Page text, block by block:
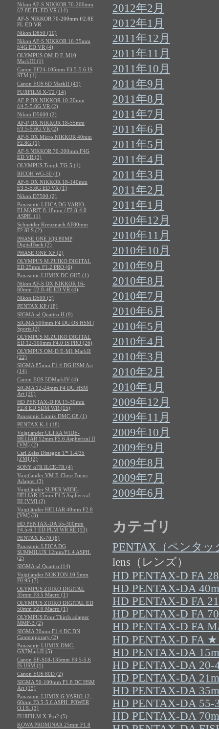
2012年2月
2012年1月
2011年12月
2011年11月
2011年10月
2011年9月
2011年8月
2011年7月
2011年6月
2011年5月
2011年4月
2011年3月
2011年2月
2011年1月
2010年12月
2010年11月
2010年10月
2010年9月
2010年8月
2010年7月
2010年6月
2010年5月
2010年4月
2010年3月
2010年2月
2010年1月
2009年12月
2009年11月
2009年10月
2009年9月
2009年8月
2009年7月
2009年6月
カテゴリ
PENTAX（ペンタッ
lens（レンズ）
HD PENTAX-D FA
HD PENTAX-DA
HD PENTAX-D FA
HD PENTAX-D FA
HD PENTAX-D FA
HD PENTAX-D FA ★
HD PENTAX-DA
HD PENTAX-DA 20-
HD PENTAX-DA
HD PENTAX-DA
HD PENTAX-DA 55-
HD PENTAX-DA
Nikon AF-S NIKKOR 70-200mm
f/2.8E FL ED VR (14)
AF-S NIKKOR 70-200mm f/2.8E
FL ED VR
Nikon D850 (10)
Nikon AF-S NIKKOR 16-35mm
f/4G ED VR (4)
OLYMPUS OM-D E-M10
MarkIII (1)
Canon EF24-105mm F3.5-5.6 IS
STM (1)
Canon EOS 6D MarkII (41)
FUJIFILM X-T2 (14)
AF-P DX NIKKOR 10-20mm
f/4.5-5.6G VR (2)
Nikon D5600 (2)
AF-P DX NIKKOR 18-55mm
f/3.5-5.6G VR (2)
AF-S DX Micro NIKKOR 40mm
F2.8G (1)
AF-S NIKKOR 70-200mm F4G
ED VR (3)
OLYMPUS Tough TG-5 (1)
RICOH WG-50 (1)
AF-S DX NIKKOR 18-140mm
f/3.5-5.6G ED VR (1)
Nikon D7500 (2)
Panasonic LEICA DG VARIO-
ELMARIT 8-18mm / F2.8-4.0
ASPH. (1)
Schneider Kreuznach AF80mm
F2.8LS (2)
PHASE ONE IQ3 80MP
DigitalBack (2)
PHASE ONE XF (2)
OLYMPUS M.ZUIKO DIGITAL
ED 25mm F1.2 PRO (6)
Panasonic LUMIX DC-GH5 (1)
Nikon AF-S DX NIKKOR 16-
80mm f/2.8-4E ED VR (4)
Nikon D500 (3)
PENTAX KP (18)
SIGMA sd Quattro H (9)
SIGMA 500mm F4 DG OS HSM |
Sports (2)
OLYMPUS M.ZUIKO DIGITAL
ED 12-100mm F4.0 IS PRO (26)
OLYMPUS OM-D E-M1 MarkII
(22)
SIGMA 85mm F1.4 DG HSM Art
(14)
Canon EOS 5DMarkIV (4)
SIGMA 12-24mm F4 DG HSM
Art (20)
HD PENTAX-D FA 15-30mm
F2.8 ED SDM WR (15)
Panasonic Lumix DMC-G8 (1)
PENTAX K-1 (18)
Voigtlander ULTRA WIDE-
HELIAR 12mm F5.6 Aspherical II
[VM] (2)
Carl Zeiss Distagon T* 1.4/35
[ZM] (2)
SONY α7R ILCE-7R (4)
Voigtlander VM E-Close Focus
Adapter (3)
Voigtländer SUPER WIDE-
HELIAR 15mm F4.5 Aspherical
III [VM] (2)
Voigtländer HELIAR 40mm F2.8
[VM] (3)
HD PENTAX-DA 55-300mm
F4.5-6.3 ED PLM WR RE (13)
PENTAX K-70 (8)
Panasonic LEICA DG
SUMMILUX 12mm/F1.4 ASPH.
(2)
SIGMA sd Quattro (14)
Voigtlander NOKTON 10.5mm
F0.95 (7)
OLYMPUS ZUIKO DIGITAL
35mm F3.5 Macro (1)
OLYMPUS ZUIKO DIGITAL ED
50mm F2.0 Macro (1)
OLYMPUS Four Thirds adapter
MMF-3 (2)
SIGMA 30mm F1.4 DC DN
Contemporary (2)
Panasonic LUMIX DMC-
GX7MarkII (5)
Canon EF-S18-135mm F3.5-5.6
IS USM (1)
Canon EOS 80D (2)
SIGMA 50-100mm F1.8 DC HSM
Art (15)
Panasonic LUMIX G VARIO 12-
60mm F3.5-5.6 ASPH. POWER
O.I.S. (3)
FUJIFILM X-Pro2 (5)
KOWA PROMINAR 25mm F1.8